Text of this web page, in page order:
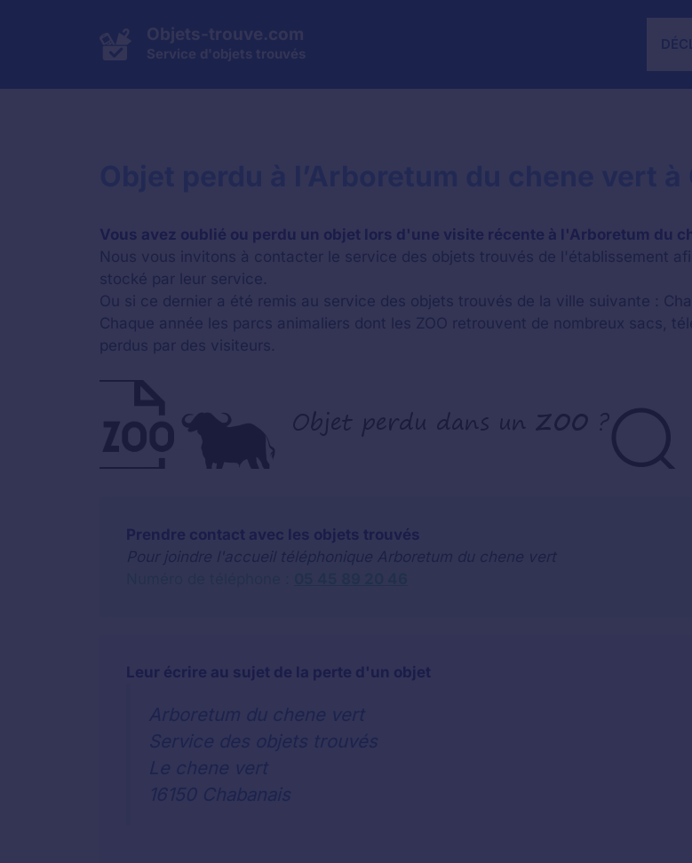
Objets-trouve.com
Service d'objets trouvés
Vous avez oublié ou perdu un objet lors d'une visite récente à l'Arboretum du
Nous vous invitons à contacter le service des objets trouvés de l'établissement
stocké par leur service.
Ou si ce dernier a été remis au service des objets trouvés de la ville suivante :
Chaque année les parcs animaliers dont les ZOO retrouvent de nombreux sacs,
perdus par des visiteurs.
Prendre contact avec les objets trouvés